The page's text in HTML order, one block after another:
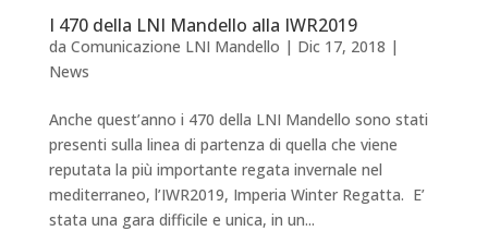
I 470 della LNI Mandello alla IWR2019
da Comunicazione LNI Mandello | Dic 17, 2018 |
News
Anche quest’anno i 470 della LNI Mandello sono stati
presenti sulla linea di partenza di quella che viene
reputata la più importante regata invernale nel
mediterraneo, l’IWR2019, Imperia Winter Regatta. E’
stata una gara difficile e unica, in un...